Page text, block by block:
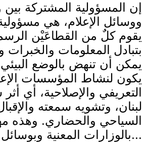
إن المسؤولية المشتركة بين
ووسائل الإعلام، هي
يقوم كلٌ من القطاعَيْن
بتبادل المعلومات والخبرات
يمكن أن تنهض بالوضع
يكون لنشاط المؤسسات
التعريفي والإصلاحية، أي
لبنان، وتشويه سمعته
السياحي والحضاري. وهذه
بالوزارات المعنية وبوسائل الإعلام معاً...